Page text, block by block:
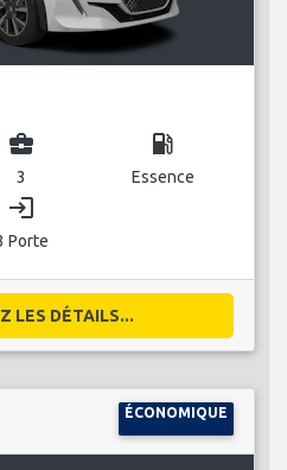
business_center
3
local_gas_station
Essence
login
Porte
LES DÉTAILS...
ÉCONOMIQUE